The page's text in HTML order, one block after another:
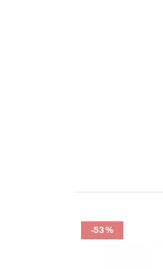
-53%